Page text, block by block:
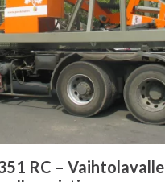
RC – Vaihtolavalle